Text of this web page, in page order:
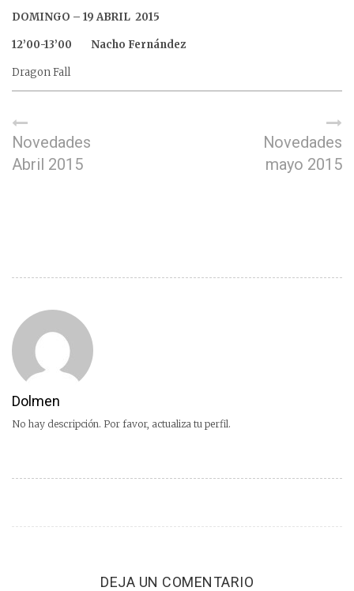
DOMINGO – 19 ABRIL 2015
12’00-13’00 Nacho Fernández
Dragon Fall
Novedades
Abril 2015
Novedades
mayo 2015
Dolmen
No hay descripción. Por favor, actualiza tu perfil.
DEJA UN COMENTARIO